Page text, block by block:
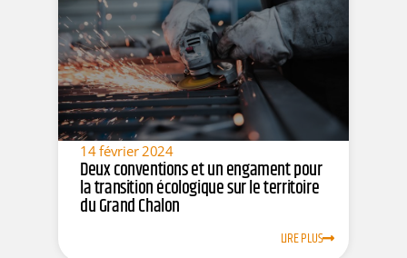
14 février 2024
Deux conventions et un engament pour
la transition écologique sur le territoire
du Grand Chalon
LIRE PLUS